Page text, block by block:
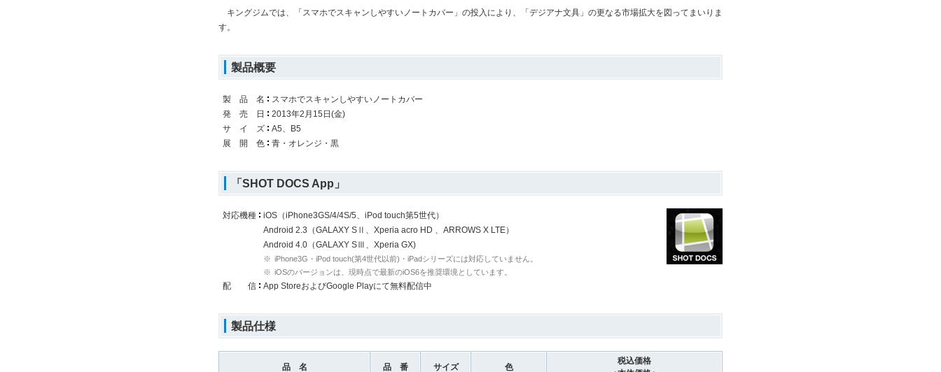
キングジムでは、「スマホでスキャンしやすいノートカバー」の投入により、「デジアナ文具」の更なる市場拡大を図ってまいりま
す。
製品概要
製 品 名
スマホでスキャンしやすいノートカバー
発 売 日
2013年2月15日(金)
サ イ ズ
A5、B5
展 開 色
青・オレンジ・黒
「SHOT DOCS App」
対応機種
iOS（iPhone3GS/4/4S/5、iPod touch第5世代）
Android 2.3（GALAXY SⅡ、Xperia acro HD 、ARROWS X LTE）
Android 4.0（GALAXY SⅢ、Xperia GX)
※ iPhone3G・iPod touch(第4世代以前)・iPadシリーズには対応していません。
※ iOSのバージョンは、現時点で最新のiOS6を推奨環境としています。
配 信 App StoreおよびGoogle Playにて無料配信中
製品仕様
品 名 品 番 サイズ 色
税込価格